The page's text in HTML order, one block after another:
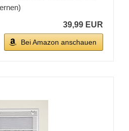
39,99 EUR
Bei Amazon anschauen